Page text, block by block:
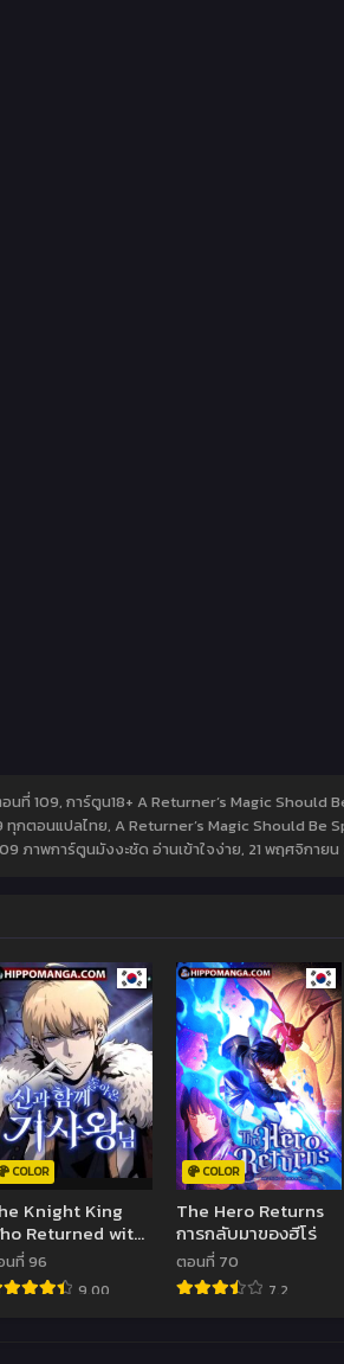
ที่ 109, การ์ตูน18+ A Returner’s Magic
กตอนแปลไทย, A Returner’s Magic Should Be
ภาพการ์ตูนมังงะชัด อ่านเข้าใจง่าย, 21 พฤศจิกายน
COLOR
Knight King
Returned with
นที่ 96
9.00
COLOR
The Hero Returns
การกลับมาของฮีโร่
ตอนที่ 70
7.2